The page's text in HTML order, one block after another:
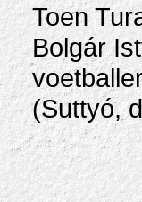
Toen
Bolgár
(Suttyó,